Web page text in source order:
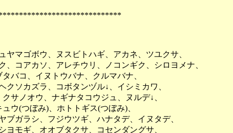
マゴボウ、ヌスビトハギ、アカネ、ツユクサ、
コアカソ、アレチウリ、ノコンギク、シロヨメナ、
コ、イヌトウバナ、クルマバナ、
ソカズラ、コボタンヅル↓、イシミカワ、
ノオウ、ナギナタコウジュ、ヌルデ↓、
(つぼみ)、ホトトギス(つぼみ)、
ガラシ、フジウツギ、ハナタデ、イヌタデ、
モギ、オオブタクサ、コセンダングサ、